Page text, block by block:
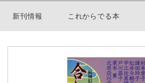
新刊情報 これからでる本